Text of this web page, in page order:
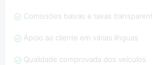
Comissões baixas e taxas
Apoio ao cliente em várias línguas
Qualidade comprovada dos veículos